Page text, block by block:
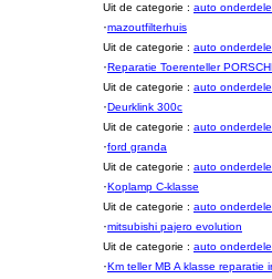
Uit de categorie : auto
·mazoutfilterhuis
Uit de categorie : auto
·Reparatie Toerenteller
Uit de categorie : auto
·Deurklink 300c
Uit de categorie : auto
·ford granda
Uit de categorie : auto
·Koplamp C-klasse
Uit de categorie : auto
·mitsubishi pajero evolution
Uit de categorie : auto
·Km teller MB A klasse reparatie